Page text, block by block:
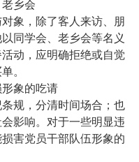
乡会
象，除了客人来访、朋
同学会、老乡会等名义
动，应明确拒绝或自觉
。
象的吃请
规，分清时间场合；也
影响。对于一些明显违
害党员干部队伍形象的